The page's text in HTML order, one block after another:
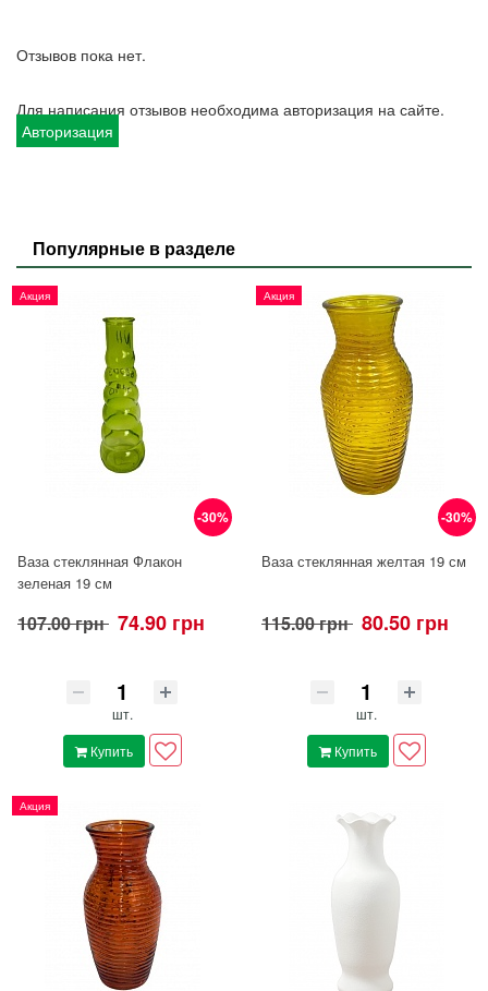
Отзывов пока нет.
Для написания отзывов необходима авторизация на сайте.
Авторизация
Популярные в разделе
-30%
Акция
Ваза стеклянная Флакон
зеленая 19 см
107.00 грн 74.90 грн
шт.
Купить
-30%
Акция
Ваза стеклянная желтая 19 см
115.00 грн 80.50 грн
шт.
Купить
Акция